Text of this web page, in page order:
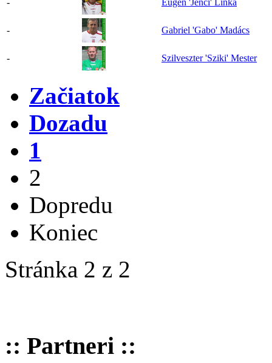
- Eugen 'Jenci' Linka
- Gabriel 'Gabo' Madács
- Szilveszter 'Sziki' Mester
Začiatok
Dozadu
1
2
Dopredu
Koniec
Stránka 2 z 2
:: Partneri ::